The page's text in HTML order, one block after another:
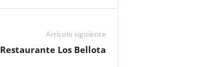
Artículo siguiente
Restaurante Los Bellota